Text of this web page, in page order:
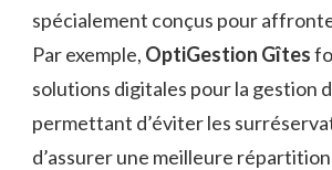
spécialement conçus pour
Par exemple, OptiGestion Gîtes
solutions digitales pour la gestion
permettant d’éviter les
d’assurer une meilleure